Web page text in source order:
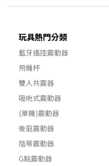
玩具熱門分類
藍牙遙控震動器
飛機杯
雙人共震器
吸吮式震動器
(單機)震動器
後庭震動器
陰蒂震動器
G點震動器